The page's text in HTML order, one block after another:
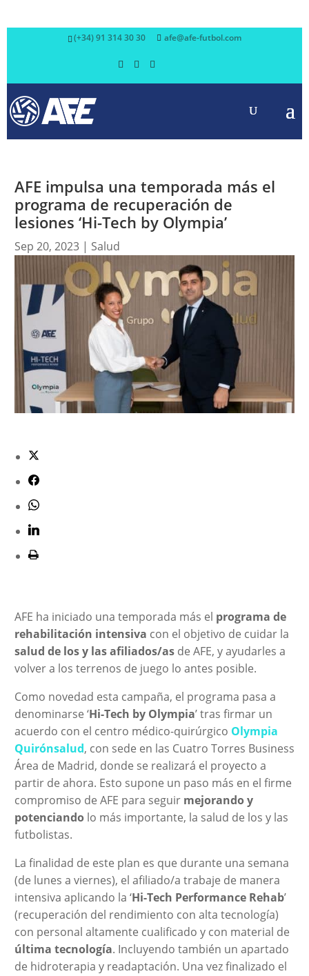
(+34) 91 314 30 30 afe@afe-futbol.com
AFE impulsa una temporada más el
programa de recuperación de
lesiones ‘Hi-Tech by Olympia’
Sep 20, 2023| Salud
AFE ha iniciado una temporada más el programa de
rehabilitación intensiva con el objetivo de cuidar la
salud de los y las afiliados/asde AFE, y ayudarles a
volver a los terrenos de juego lo antes posible.
Como novedad esta campaña, el programa pasa a
denominarse ‘Hi-Tech by Olympia’ tras firmar un
acuerdo con el centro médico-quirúrgico Olympia
Quirónsalud, con sede en las Cuatro Torres Business
Área de Madrid, donde se realizará el proyecto a
partir de ahora. Esto supone un paso más en el firme
compromiso de AFE para seguir mejorando y
potenciandolo más importante, la salud de los y las
futbolistas.
La finalidad de este plan es que durante una semana
(de lunes a viernes), el afiliado/a trabaje de manera
intensiva aplicando la ‘Hi-Tech Performance Rehab’
(recuperación del rendimiento con alta tecnología)
con personal altamente cualificado y con material de
última tecnología. Incluyendo también un apartado
de hidroterapia y readaptación. Una vez finalizado el